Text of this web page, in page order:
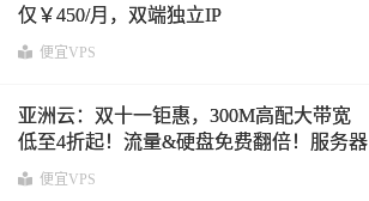
仅￥450/月，双端独立IP
便宜VPS
亚洲云：双十一钜惠，300M高配大带宽
低至4折起！流量&硬盘免费翻倍！服务器
免费送！
便宜VPS